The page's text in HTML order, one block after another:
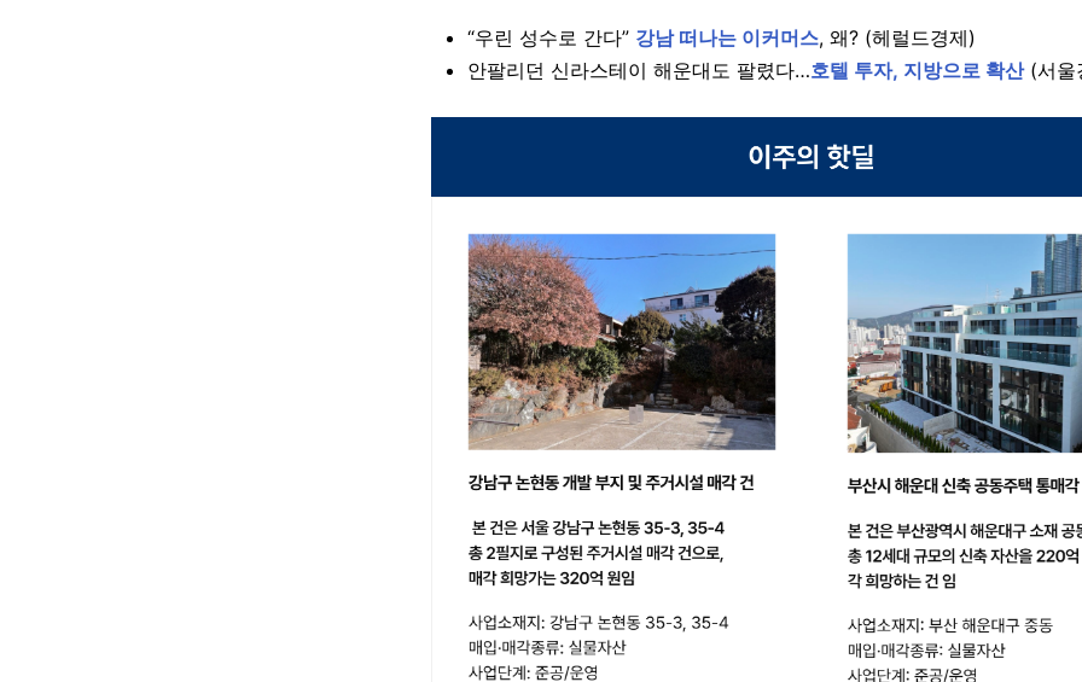
“우린 성수로 간다” 강남 떠나는 이커머스, 왜? (헤럴드경제)
안팔리던 신라스테이 해운대도 팔렸다…호텔 투자, 지방으로 확산(서울